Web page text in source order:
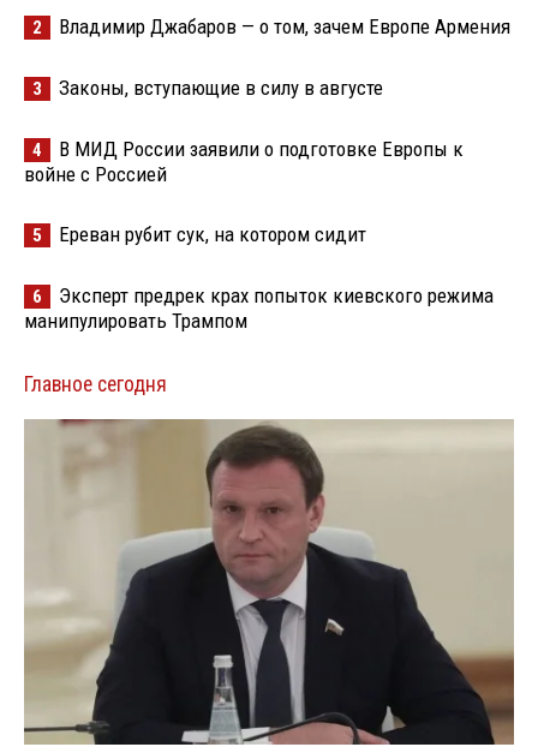
2 Владимир Джабаров — о том, зачем Европе Армения
3 Законы, вступающие в силу в августе
4
В МИД России заявили о подготовке Европы к
войне с Россией
5 Ереван рубит сук, на котором сидит
6
Эксперт предрек крах попыток киевского режима
манипулировать Трампом
Главное сегодня